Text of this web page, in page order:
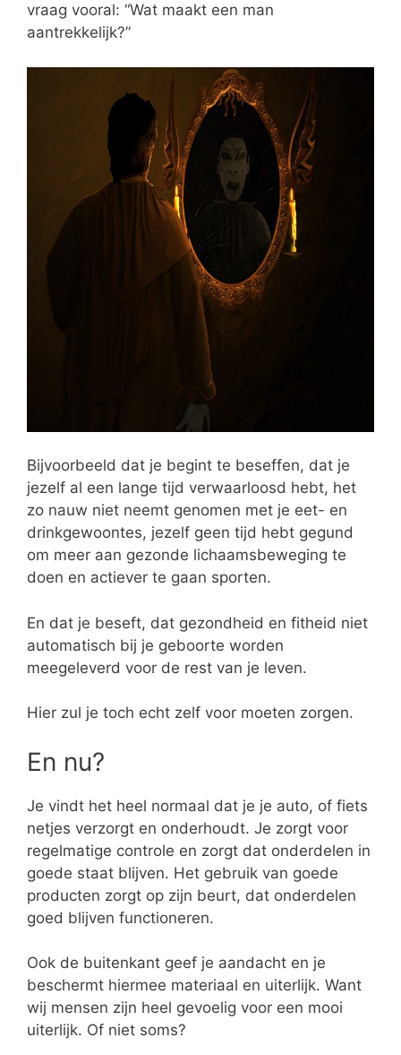
vraag vooral: “Wat maakt een man
aantrekkelijk?”
Bijvoorbeeld dat je begint te beseffen, dat je
jezelf al een lange tijd verwaarloosd hebt, het
zo nauw niet neemt genomen met je eet- en
drinkgewoontes, jezelf geen tijd hebt gegund
om meer aan gezonde lichaamsbeweging te
doen en actiever te gaan sporten.
En dat je beseft, dat gezondheid en fitheid niet
automatisch bij je geboorte worden
meegeleverd voor de rest van je leven.
Hier zul je toch echt zelf voor moeten zorgen.
En nu?
Je vindt het heel normaal dat je je auto, of fiets
netjes verzorgt en onderhoudt. Je zorgt voor
regelmatige controle en zorgt dat onderdelen in
goede staat blijven. Het gebruik van goede
producten zorgt op zijn beurt, dat onderdelen
goed blijven functioneren.
Ook de buitenkant geef je aandacht en je
beschermt hiermee materiaal en uiterlijk. Want
wij mensen zijn heel gevoelig voor een mooi
uiterlijk. Of niet soms?